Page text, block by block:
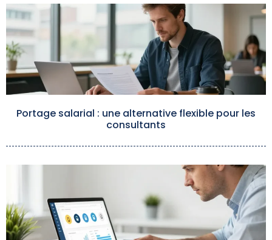
Portage salarial : une alternative flexible pour les
consultants